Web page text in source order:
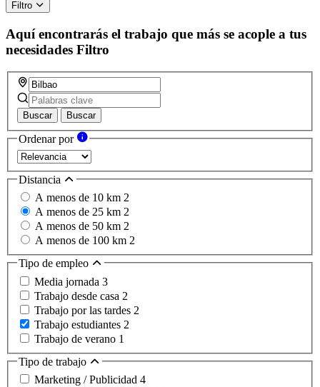
Filtro
Aquí encontrarás el trabajo que más se acople a tus
necesidades Filtro
Buscar Buscar
Ordenar por
Distancia
A menos de 10 km 2
A menos de 25 km 2
A menos de 50 km 2
A menos de 100 km 2
Tipo de empleo
Media jornada 3
Trabajo desde casa 2
Trabajo por las tardes 2
Trabajo estudiantes 2
Trabajo de verano 1
Tipo de trabajo
Marketing / Publicidad 4